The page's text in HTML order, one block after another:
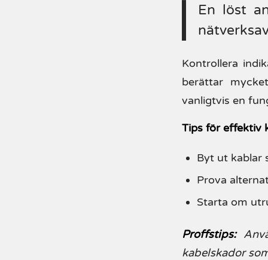
En löst
Kontrollera
berättar
vanligtvis en
Tips för effektiv
Byt ut kablar
Prova
Starta om
Proffstips:
kabelskador